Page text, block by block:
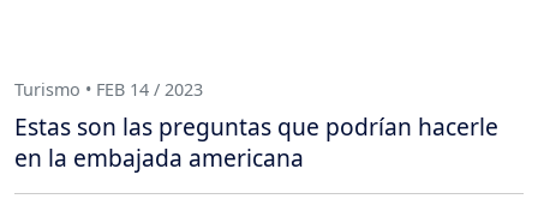
Turismo • FEB 14 / 2023
Estas son las preguntas que podrían hacerle
en la embajada americana